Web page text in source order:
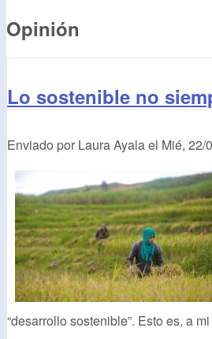
Opinión
Lo sostenible no
Enviado por Laura Ayalael Mié, 22/
“desarrollo sostenible”. Esto es, a